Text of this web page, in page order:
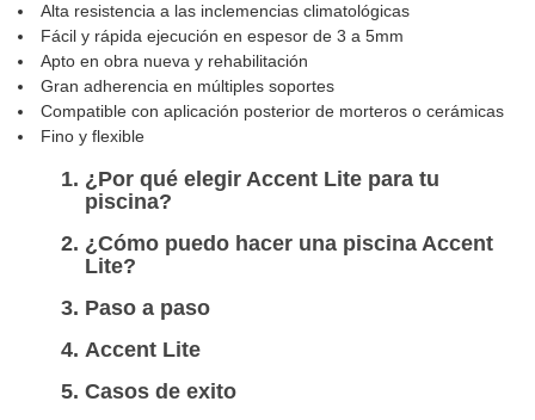
Alta resistencia a las inclemencias climatológicas
Fácil y rápida ejecución en espesor de 3 a 5mm
Apto en obra nueva y rehabilitación
Gran adherencia en múltiples soportes
Compatible con aplicación posterior de morteros o cerámicas
Fino y flexible
¿Por qué elegir Accent Lite para tu
piscina?
¿Cómo puedo hacer una piscina Accent
Lite?
Paso a paso
Accent Lite
Casos de exito